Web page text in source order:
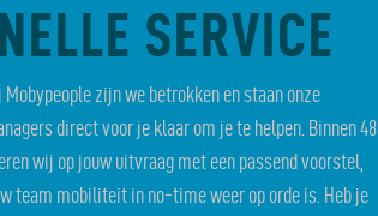
SERVICE
Mobypeople zijn we betrokken en staan onze
direct voor je klaar om je te helpen. Binnen 48
wij op jouw uitvraag met een passend voorstel,
team mobiliteit in no-time weer op orde is. Heb je